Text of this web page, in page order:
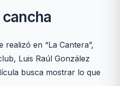
realizó en “La Cantera”,
Luis Raúl González
busca mostrar lo que